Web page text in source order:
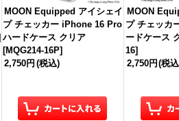
MOON Equipped アイシェイ
プ チェッカー iPhone 16 Pro
ハードケース クリア
[MQG214-16P]
2,750円 (税込)
MOON
プ チェッカ
ードケース
16]
2,750円 (税